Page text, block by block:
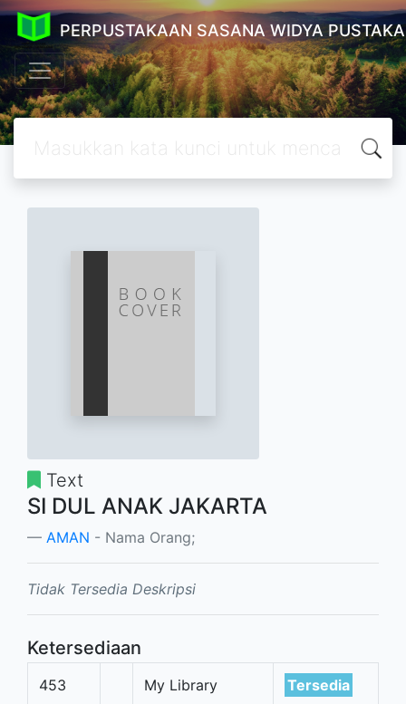
PERPUSTAKAAN SASANA WIDYA
Text
SI DUL ANAK JAKARTA
AMAN - Nama Orang;
Tidak Tersedia Deskripsi
Ketersediaan
453 My Library Tersedia